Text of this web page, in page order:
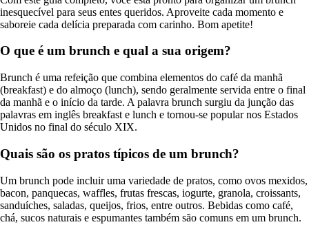
inesquecível para seus entes queridos. Aproveite cada momento e
saboreie cada delícia preparada com carinho. Bom apetite!
O que é um brunch e qual a sua origem?
Brunch é uma refeição que combina elementos do café da manhã
(breakfast) e do almoço (lunch), sendo geralmente servida entre o final
da manhã e o início da tarde. A palavra brunch surgiu da junção das
palavras em inglês breakfast e lunch e tornou-se popular nos Estados
Unidos no final do século XIX.
Quais são os pratos típicos de um brunch?
Um brunch pode incluir uma variedade de pratos, como ovos mexidos,
bacon, panquecas, waffles, frutas frescas, iogurte, granola, croissants,
sanduíches, saladas, queijos, frios, entre outros. Bebidas como café,
chá, sucos naturais e espumantes também são comuns em um brunch.